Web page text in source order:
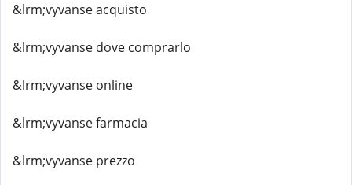
&lrm;vyvanse acquisto
&lrm;vyvanse dove comprarlo
&lrm;vyvanse online
&lrm;vyvanse farmacia
&lrm;vyvanse prezzo